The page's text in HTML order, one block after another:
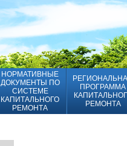
НОРМАТИВНЫЕ
ДОКУМЕНТЫ ПО
СИСТЕМЕ
КАПИТАЛЬНОГО
РЕМОНТА
ПРОГРАММА
РЕМОНТА